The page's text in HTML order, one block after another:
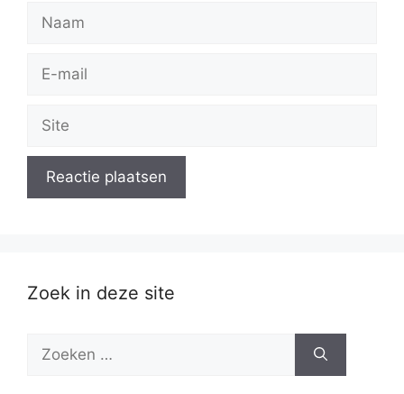
mail
Zoek in deze site
naar: